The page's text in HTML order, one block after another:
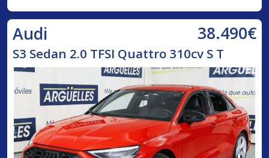
Audi 38.490€
S3 Sedan 2.0 TFSI Quattro 310cv S T